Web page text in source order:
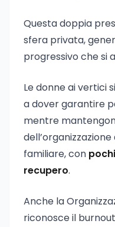
Questa doppia
sfera privata,
progressivo che si
Le donne ai vertici
a dover garantire
mentre
familiare, con
recupero.
Anche la
riconosce il